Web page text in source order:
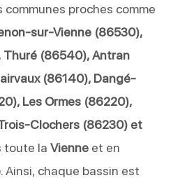
proches comme
sur-Vienne (86530),
(86540), Antran
(86140), Dangé-
Les Ormes (86220),
Clochers (86230) et
toute la Vienneet en
. Ainsi, chaque bassin est